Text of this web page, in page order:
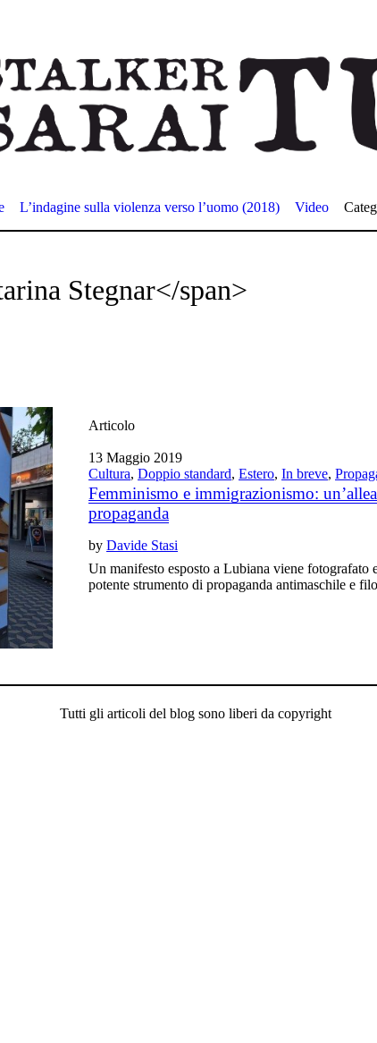
L’indagine sulla violenza verso l’uomo (2018) Video
Stegnar</span>
Articolo
13 Maggio 2019
Cultura,Doppio standard,Estero,In breve,
Femminismo e immigrazionismo:
propaganda
byDavide Stasi
Un manifesto esposto a Lubiana viene
potente strumento di propaganda antimaschile e
Tutti gli articoli del blog sono liberi da copyright